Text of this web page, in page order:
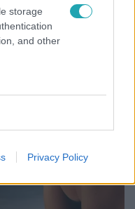
storage
and other
Privacy Policy
és
hagyott